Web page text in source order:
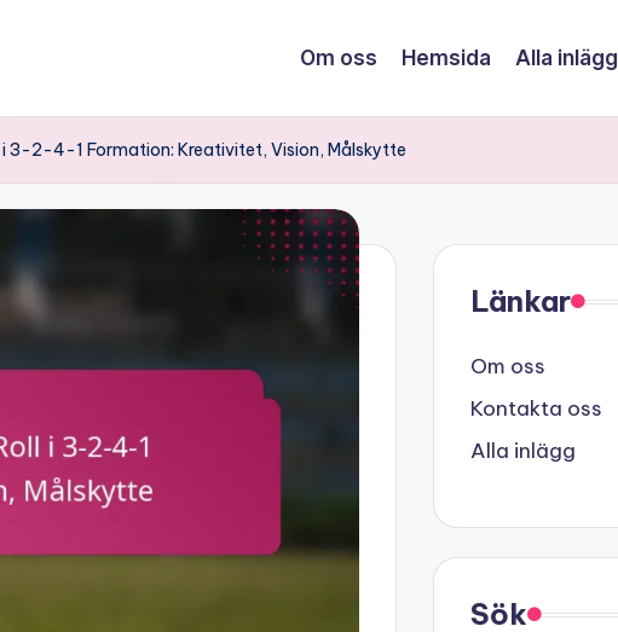
Om oss Hemsida Alla inlägg
3-2-4-1 Formation: Kreativitet, Vision, Målskytte
Länkar
Om oss
Kontakta oss
Alla inlägg
Sök